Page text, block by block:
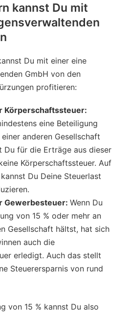
kannst Du mit
Du mit einer eine
GmbH von den
profitieren:
Körperschaftssteuer:
eine Beteiligung
anderen Gesellschaft
Du für die Erträge aus dieser
Körperschaftssteuer. Auf
Du Deine Steuerlast
Gewerbesteuer: Wenn Du
von 15 % oder mehr an
Gesellschaft hältst, hat sich
auch die
erledigt. Auch das stellt
Steuerersparnis von rund
von 15 % kannst Du also